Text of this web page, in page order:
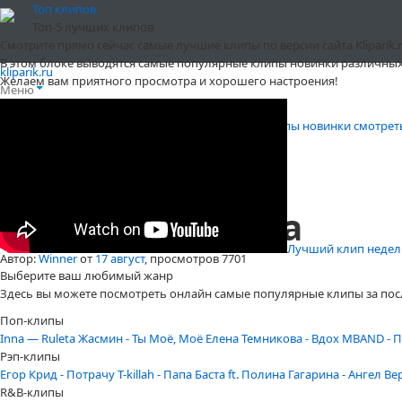
Топ клипов
В этом блоке выводятся самые популярные клипы новинки
Желаем вам приятного просмотра и хорошего настроения!
Лучший клип
Выберите ваш любимый жанр
Здесь вы можете посмотреть онлайн самые популярные клипы за
Поп-клипы
Inna — RuletaЖасмин - Ты Моё, Моё Елена Темникова - Вдох MBAND -
Рэп-клипы
Егор Крид - ПотрачуT-killah - Папа Баста ft. Полина Гагарина - Ангел
R&B-клипы
kliparik.ru
Меню
Клипы новинки
Kehlani - Gangsta
Автор:Winnerот17 август, просмотров 7701